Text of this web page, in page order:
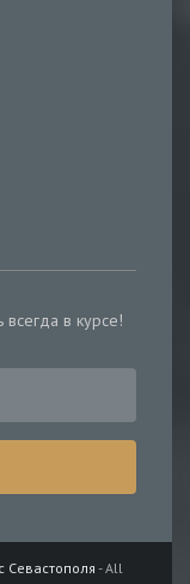
в курсе!
Севастополя - All